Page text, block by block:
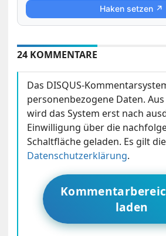
Haken setzen ↗
24 KOMMENTARE
Das DISQUS-
personenbezogene Daten.
wird das System erst nach
Einwilligung über die
Schaltfläche geladen. Es gilt die
Datenschutzerklärung.
laden